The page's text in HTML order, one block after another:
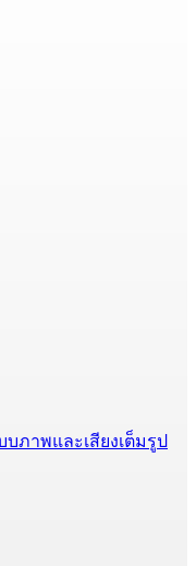
บภาพและเสียงเต็มรูป